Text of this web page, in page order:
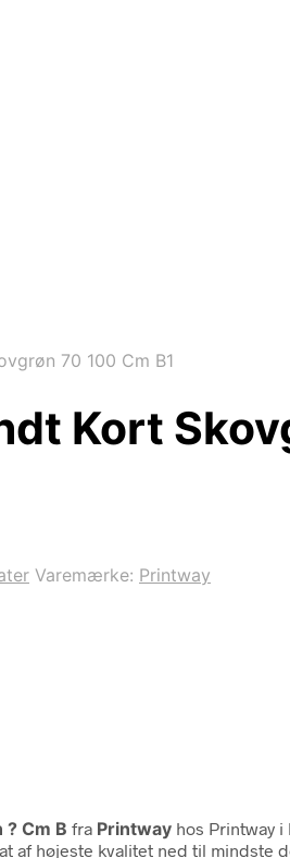
70 100 Cm B1
Kort
Varemærke: Printway
Cm B fra Printway hos Printway i
af højeste kvalitet ned til